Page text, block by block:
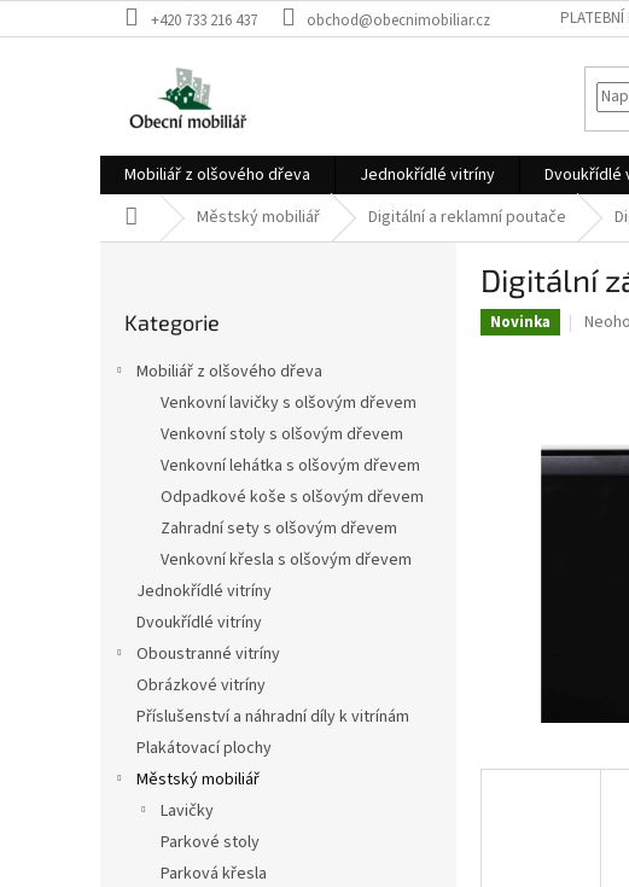
na
+420 733 216 437 obchod@obecnimobiliar.cz
Mobiliář z olšového dřeva Jednokřídlé vitríny Dvoukřídlé
Domů Městský mobiliář Digitální a reklamní poutače
kategorie
Kategorie
Mobiliář z olšového dřeva
Venkovní lavičky s olšovým dřevem
Venkovní stoly s olšovým dřevem
Venkovní lehátka s olšovým dřevem
Odpadkové koše s olšovým dřevem
Zahradní sety s olšovým dřevem
Venkovní křesla s olšovým dřevem
Jednokřídlé vitríny
Dvoukřídlé vitríny
Oboustranné vitríny
Obrázkové vitríny
Příslušenství a náhradní díly k vitrínám
Plakátovací plochy
Městský mobiliář
Lavičky
Parkové stoly
Parková křesla
Digitální
Novinka
5